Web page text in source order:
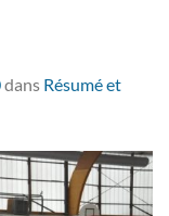
dans Résumé et